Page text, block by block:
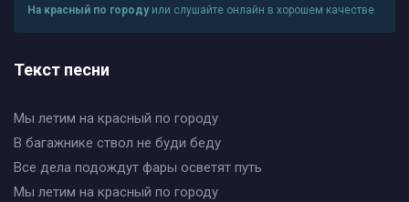
На красный по городу или слушайте онлайн в хорошем качестве
Текст песни
Мы летим на красный по городу
В багажнике ствол не буди беду
Все дела подождут фары осветят путь
Мы летим на красный по городу